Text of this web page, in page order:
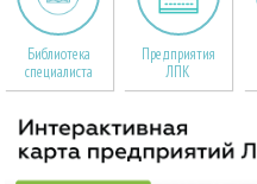
Библиотека
специалиста
Предприятия
ЛПК